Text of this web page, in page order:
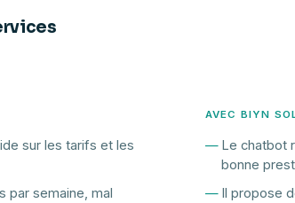
sur les tarifs et les
par semaine, mal
AVEC BIYN
Le chatbot
bonne
Il propose